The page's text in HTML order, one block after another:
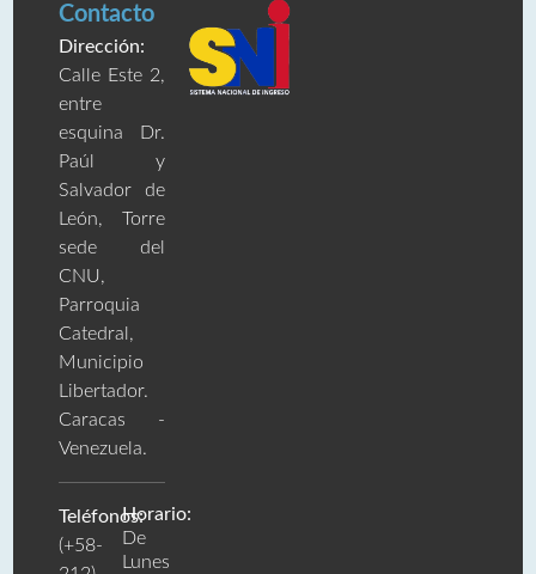
Contacto
Dirección:
Calle Este 2,
entre
esquina Dr.
Paúl y
Salvador de
León, Torre
sede del
CNU,
Parroquia
Catedral,
Municipio
Libertador.
Caracas -
Venezuela.
Teléfonos:
(+58-
Horario:
De
Lunes